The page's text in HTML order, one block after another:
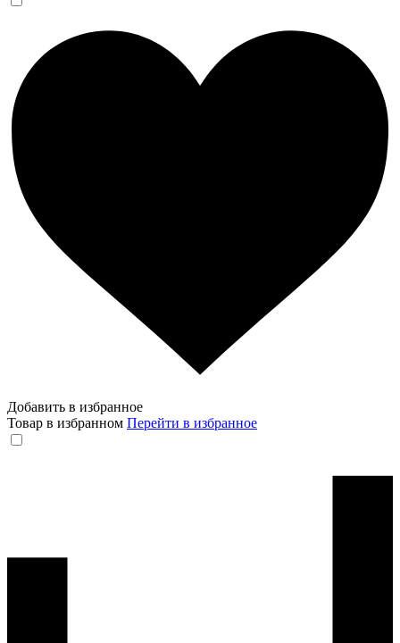
Добавить в избранное
Товар в избранном Перейти в избранное